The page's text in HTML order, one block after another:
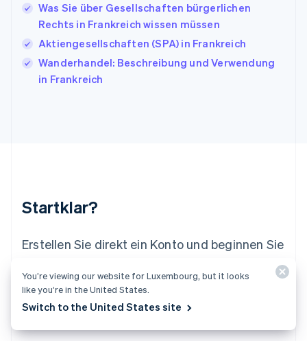
Was Sie über Gesellschaften bürgerlichen
Rechts in Frankreich wissen müssen
Aktiengesellschaften (SPA) in Frankreich
Wanderhandel: Beschreibung und Verwendung
in Frankreich
Startklar?
Erstellen Sie direkt ein Konto und beginnen Sie
Sales-Team berät Sie gerne und gestaltet für
Sie ein individuelles Angebot, das ganz auf Ihr
EnglishFrançais
Kroatien
EnglishItaliano
English
Liechtenstein
English
Español English
Neuseeland
Niederlande
NederlandsEnglish
Norwegen
Österreich
You’re viewing our website for Luxembourg, but it looks
like you’re in the United States.
Switch to the United States site